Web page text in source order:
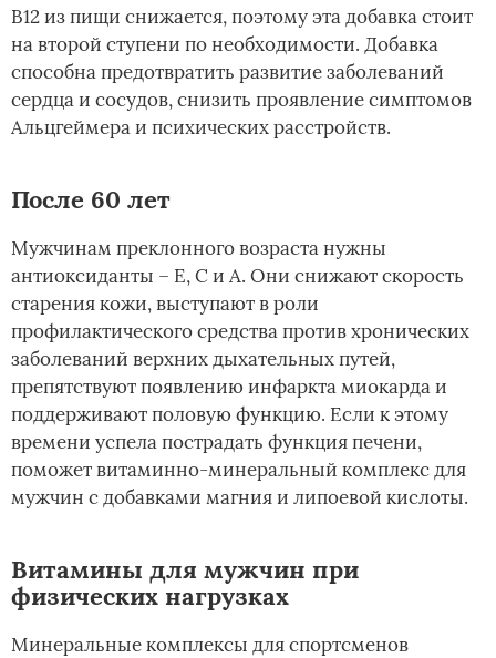
В12 из пищи снижается, поэтому эта добавка стоит
на второй ступени по необходимости. Добавка
способна предотвратить развитие заболеваний
сердца и сосудов, снизить проявление симптомов
Альцгеймера и психических расстройств.
После 60 лет
Мужчинам преклонного возраста нужны
антиоксиданты – Е, С и А. Они снижают скорость
старения кожи, выступают в роли
профилактического средства против хронических
заболеваний верхних дыхательных путей,
препятствуют появлению инфаркта миокарда и
поддерживают половую функцию. Если к этому
времени успела пострадать функция печени,
поможет витаминно-минеральный комплекс для
мужчин с добавками магния и липоевой кислоты.
Витамины для мужчин при
физических нагрузках
Минеральные комплексы для спортсменов